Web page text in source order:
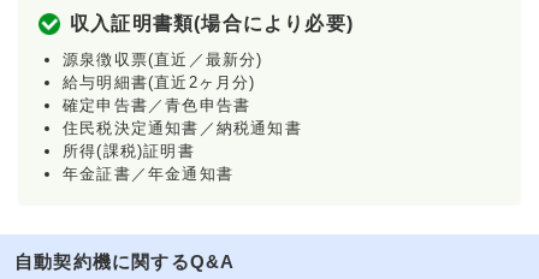
収入証明書類(場合により必要)
源泉徴収票(直近／最新分)
給与明細書(直近2ヶ月分)
確定申告書／青色申告書
住民税決定通知書／納税通知書
所得(課税)証明書
年金証書／年金通知書
自動契約機に関するQ&A